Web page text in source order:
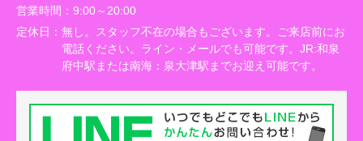
営業時間： 9:00～20:00
定休日： 無し。スタッフ不在の場合もございます。ご来店前にお
電話ください。ライン・メールでも可能です。JR:和泉
府中駅または南海：泉大津駅までお迎え可能です。